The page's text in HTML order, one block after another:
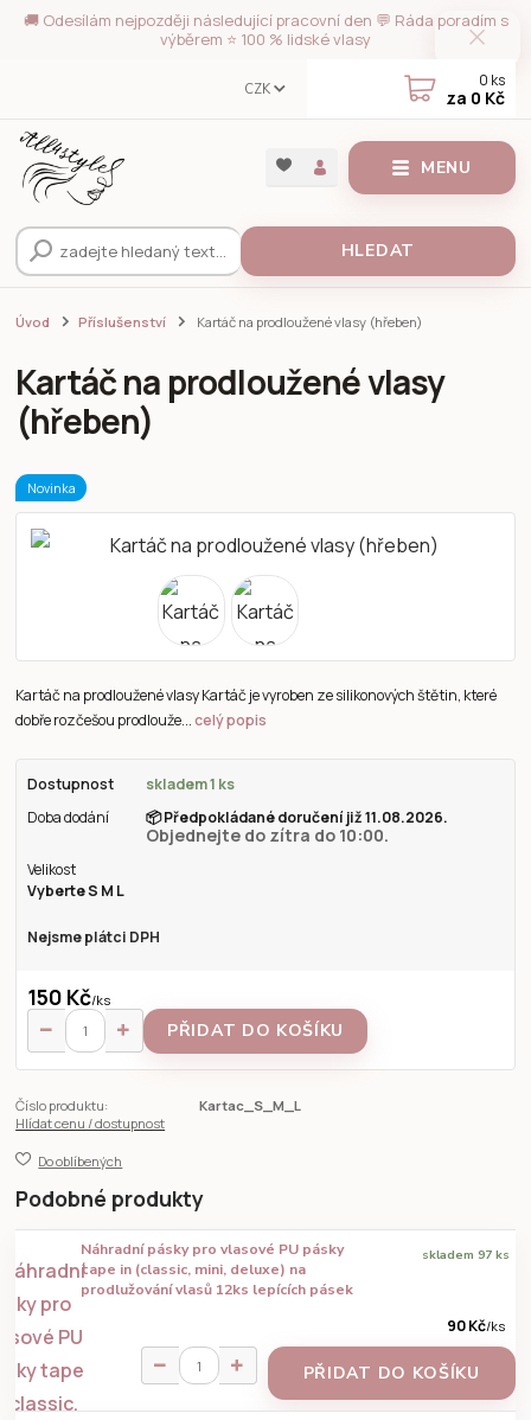
🚚 Odesílám nejpozději následující pracovní den 💬 Ráda poradím s
výběrem ⭐ 100 % lidské vlasy
MENU
CZK
HLEDAT
0 ks
za 0 Kč
Úvod Příslušenství Kartáč na prodloužené vlasy (hřeben)
Kartáč na prodloužené vlasy
(hřeben)
Novinka
Kartáč na prodloužené vlasy Kartáč je vyroben ze silikonových štětin, které
dobře rozčešou prodlouže...celý popis
Dostupnost
skladem 1 ks
Doba dodání
📦Předpokládané doručení již 11.08.2026.
Objednejte do zítra do 10:00.
Velikost
Vyberte S M L
Nejsme plátci DPH
150 Kč/ks
PŘIDAT DO KOŠÍKU
Číslo produktu:
Kartac_S_M_L
Hlídat cenu / dostupnost
Do oblíbených
Podobné produkty
Náhradní pásky pro vlasové PU pásky
tape in (classic, mini, deluxe) na
prodlužování vlasů 12ks lepících pásek
90 Kč/ks
skladem 97 ks
PŘIDAT DO KOŠÍKU